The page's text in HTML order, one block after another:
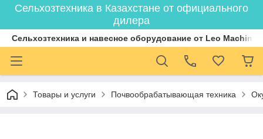
Сельхозтехника в Казахстане от официального
дилера
Cельхозтехника и навесное оборудование от Leo
Товары и услуги Почвообрабатывающая техника